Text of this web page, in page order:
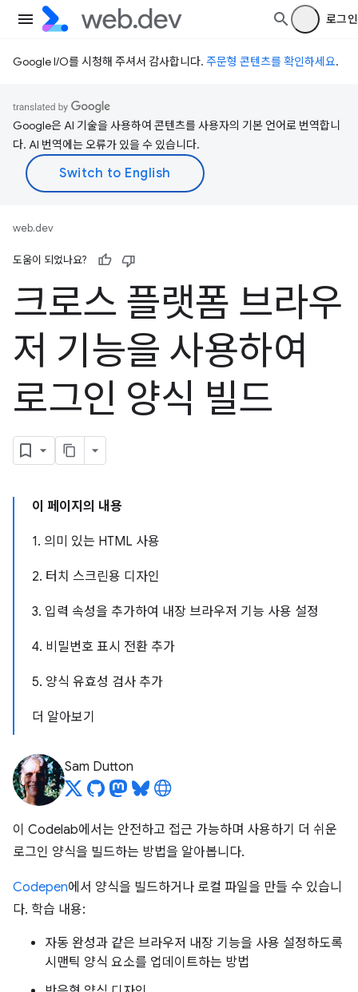
로그인
Google I/O를 시청해 주셔서 감사합니다. 주문형 콘텐츠를 확인하세요.
Google은 AI 기술을 사용하여 콘텐츠를 사용자의 기본 언어로 번역합니
다. AI 번역에는 오류가 있을 수 있습니다.
web.dev
도움이 되었나요?
크로스 플랫폼 브라우
저 기능을 사용하여
로그인 양식 빌드
이 페이지의 내용
1. 의미 있는 HTML 사용
2. 터치 스크린용 디자인
3. 입력 속성을 추가하여 내장 브라우저 기능 사용 설정
4. 비밀번호 표시 전환 추가
5. 양식 유효성 검사 추가
더 알아보기
Sam Dutton
이 Codelab에서는 안전하고 접근 가능하며 사용하기 더 쉬운
로그인 양식을 빌드하는 방법을 알아봅니다.
Codepen에서 양식을 빌드하거나 로컬 파일을 만들 수 있습니
다. 학습 내용:
자동 완성과 같은 브라우저 내장 기능을 사용 설정하도록
시맨틱 양식 요소를 업데이트하는 방법